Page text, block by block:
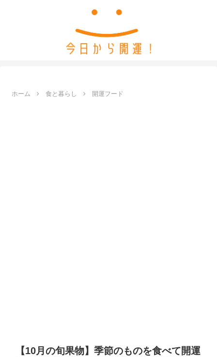
ホーム 食と暮らし 開運フード
【10月の旬果物】季節のものを食べて開運